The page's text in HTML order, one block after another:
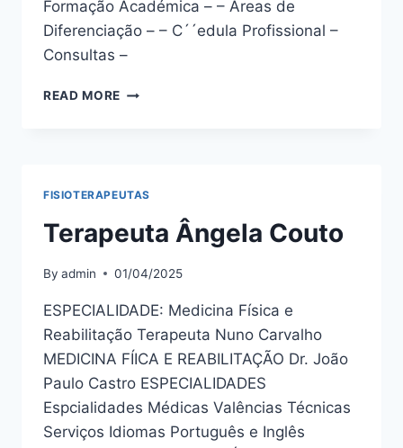
Formação Académica – – Áreas de
Diferenciação – – C´´edula Profissional –
Consultas –
READ MORE TERAPEUTA
FISIOTERAPEUTAS
Terapeuta Ângela Couto
By admin 01/04/2025
ESPECIALIDADE: Medicina Física e
Reabilitação Terapeuta Nuno Carvalho
MEDICINA FÍICA E REABILITAÇÃO Dr. João
Paulo Castro ESPECIALIDADES
Espcialidades Médicas Valências Técnicas
Serviços Idiomas Português e Inglês